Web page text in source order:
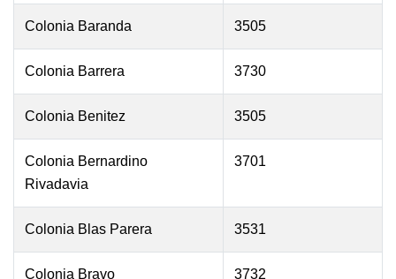
Colonia Baranda 3505
Colonia Barrera 3730
Colonia Benitez 3505
Colonia Bernardino
Rivadavia
3701
Colonia Blas Parera 3531
Colonia Bravo 3732